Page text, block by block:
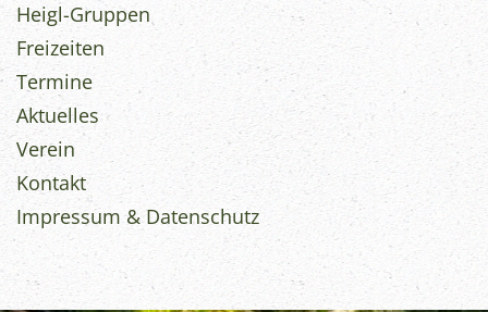
Heigl-Gruppen
Freizeiten
Termine
Aktuelles
Verein
Kontakt
Impressum & Datenschutz